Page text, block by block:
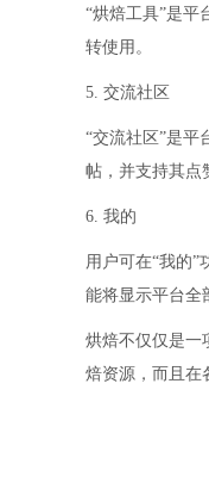
“烘焙工具”是平
转使用。
5. 交流社区
“交流社区”是平
帖，并支持其点
6. 我的
用户可在“我的
能将显示平台全
烘焙不仅仅是一
焙资源，而且在